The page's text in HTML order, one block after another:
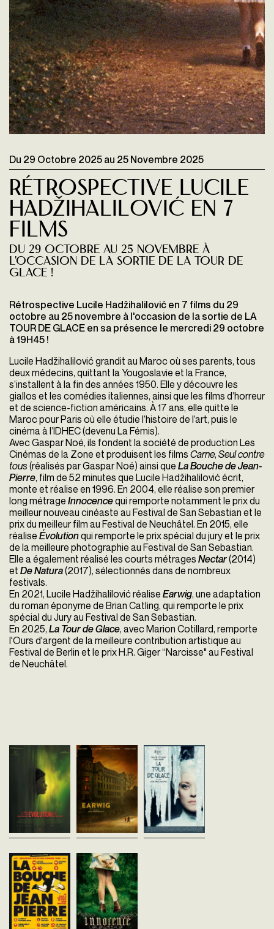
Du 29 Octobre 2025 au 25 Novembre 2025
Rétrospective Lucile
Hadžihalilović en 7
films
du 29 octobre au 25 novembre à
l'occasion de la sortie de LA TOUR DE
GLACE !
Rétrospective Lucile Hadžihalilović en 7 films du 29
octobre au 25 novembre à l'occasion de la sortie de LA
TOUR DE GLACE en sa présence le mercredi 29 octobre
à 19H45 !
Lucile Hadžihalilović grandit au Maroc où ses parents, tous
deux médecins, quittant la Yougoslavie et la France,
s’installent à la fin des années 1950. Elle y découvre les
giallos et les comédies italiennes, ainsi que les films d’horreur
et de science-fiction américains. À 17 ans, elle quitte le
Maroc pour Paris où elle étudie l’histoire de l’art, puis le
cinéma à l’lDHEC (devenu La Fémis).
Avec Gaspar Noé, ils fondent la société de production Les
Cinémas de la Zone et produisent les films Carne, Seul contre
tous (réalisés par Gaspar Noé) ainsi que La Bouche de Jean-
Pierre, film de 52 minutes que Lucile Hadžihalilović écrit,
monte et réalise en 1996. En 2004, elle réalise son premier
long métrage Innocencequi remporte notamment le prix du
meilleur nouveau cinéaste au Festival de San Sebastian et le
prix du meilleur film au Festival de Neuchâtel. En 2015, elle
réalise Évolutionqui remporte le prix spécial du jury et le prix
de la meilleure photographie au Festival de San Sebastian.
Elle a également réalisé les courts métrages Nectar(2014)
et De Natura(2017), sélectionnés dans de nombreux
festivals.
En 2021, Lucile Hadžihalilović réalise Earwig, une adaptation
du roman éponyme de Brian Catling, qui remporte le prix
spécial du Jury au Festival de San Sebastian.
En 2025, La Tour de Glace, avec Marion Cotillard, remporte
l'Ours d'argent de la meilleure contribution artistique au
Festival de Berlin et le prix H.R. Giger “Narcisse" au Festival
de Neuchâtel.
vofr - 81'
Nicolas, onze ans, vit avec sa
mère dans un village isolé au
bord de l’océan, peuplé
uniquement de femmes et de
garçons de son âge. Dans un
hôpital...
vost - 114'
Dans une demeure isolée, à
l’abri des grondements d’une
Europe hantée par la guerre,
Albert s’occupe de Mia, une
fillette aux dents de glace,...
vofr - 118'
Années 1970. Jeanne
ville. Dans le studio où
s'est réfugiée, la jeune
tombe sous le...
Programme de
courts-métrages
Hadžihalilović
Lucile Hadzihalilovic
France - 1996
vofr - 76'
LA BOUCHE DE JEAN-
PIERRELucile
HadzihalilovicFrance / 1996 /
52 min / DCP Avec Sandra
Innocence
Lucile Hadzihalilovic
vost - 115'
Quelque part, dans une forêt,
une école. Là, isolées du
monde, de très jeunes filles
apprennent la danse et les
sciences naturelles...